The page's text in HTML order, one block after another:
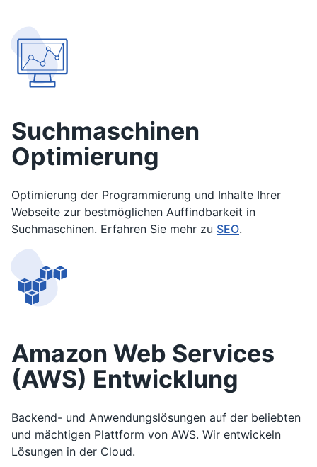
Suchmaschinen
Optimierung
Optimierung der Programmierung und Inhalte Ihrer
Webseite zur bestmöglichen Auffindbarkeit in
Suchmaschinen. Erfahren Sie mehr zu SEO.
Amazon Web Services
(AWS) Entwicklung
Backend- und Anwendungslösungen auf der beliebten
und mächtigen Plattform von AWS. Wir entwickeln
Lösungen in der Cloud.